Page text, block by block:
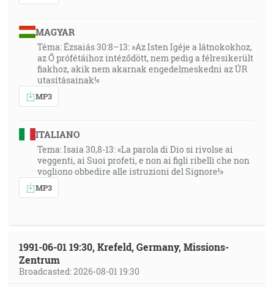
MAGYAR
Téma: Ézsaiás 30:8–13: »Az Isten Igéje a látnokokhoz,
az Ő prófétáihoz intéződött, nem pedig a félresikerült
fiakhoz, akik nem akarnak engedelmeskedni az ÚR
utasításainak!«
MP3
ITALIANO
Tema: Isaia 30,8-13: «La parola di Dio si rivolse ai
veggenti, ai Suoi profeti, e non ai figli ribelli che non
vogliono obbedire alle istruzioni del Signore!»
MP3
1991-06-01 19:30, Krefeld, Germany, Missions-
Zentrum
Broadcasted: 2026-08-01 19:30